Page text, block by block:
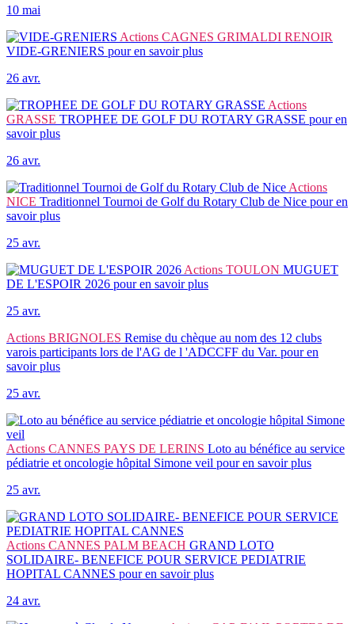
10 mai
Actions CAGNES GRIMALDI RENOIR
VIDE-GRENIERS pour en savoir plus
26 avr.
Actions
GRASSE TROPHEE DE GOLF DU ROTARY GRASSE pour en
savoir plus
26 avr.
Actions
NICE Traditionnel Tournoi de Golf du Rotary Club de Nice pour en
savoir plus
25 avr.
Actions TOULON MUGUET
DE L'ESPOIR 2026 pour en savoir plus
25 avr.
Actions BRIGNOLES Remise du chèque au nom des 12 clubs
varois participants lors de l'AG de l 'ADCCFF du Var. pour en
savoir plus
25 avr.
Actions CANNES PAYS DE LERINS Loto au bénéfice au service
pédiatrie et oncologie hôpital Simone veil pour en savoir plus
25 avr.
Actions CANNES PALM BEACH GRAND LOTO
SOLIDAIRE- BENEFICE POUR SERVICE PEDIATRIE
HOPITAL CANNES pour en savoir plus
24 avr.